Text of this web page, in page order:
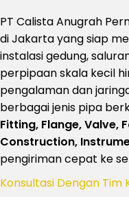
PT Calista Anugrah
di Jakarta yang siap
instalasi gedung,
perpipaan skala kecil
pengalaman dan
berbagai jenis pipa
Fitting, Flange, Valve,
Construction,
pengiriman cepat ke
Konsultasi Dengan Tim